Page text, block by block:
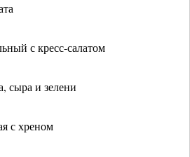
с кресс-салатом
сыра и зелени
с хреном